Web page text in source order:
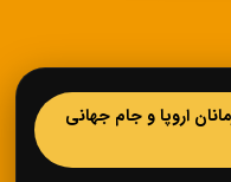
اروپا و جام جهانی